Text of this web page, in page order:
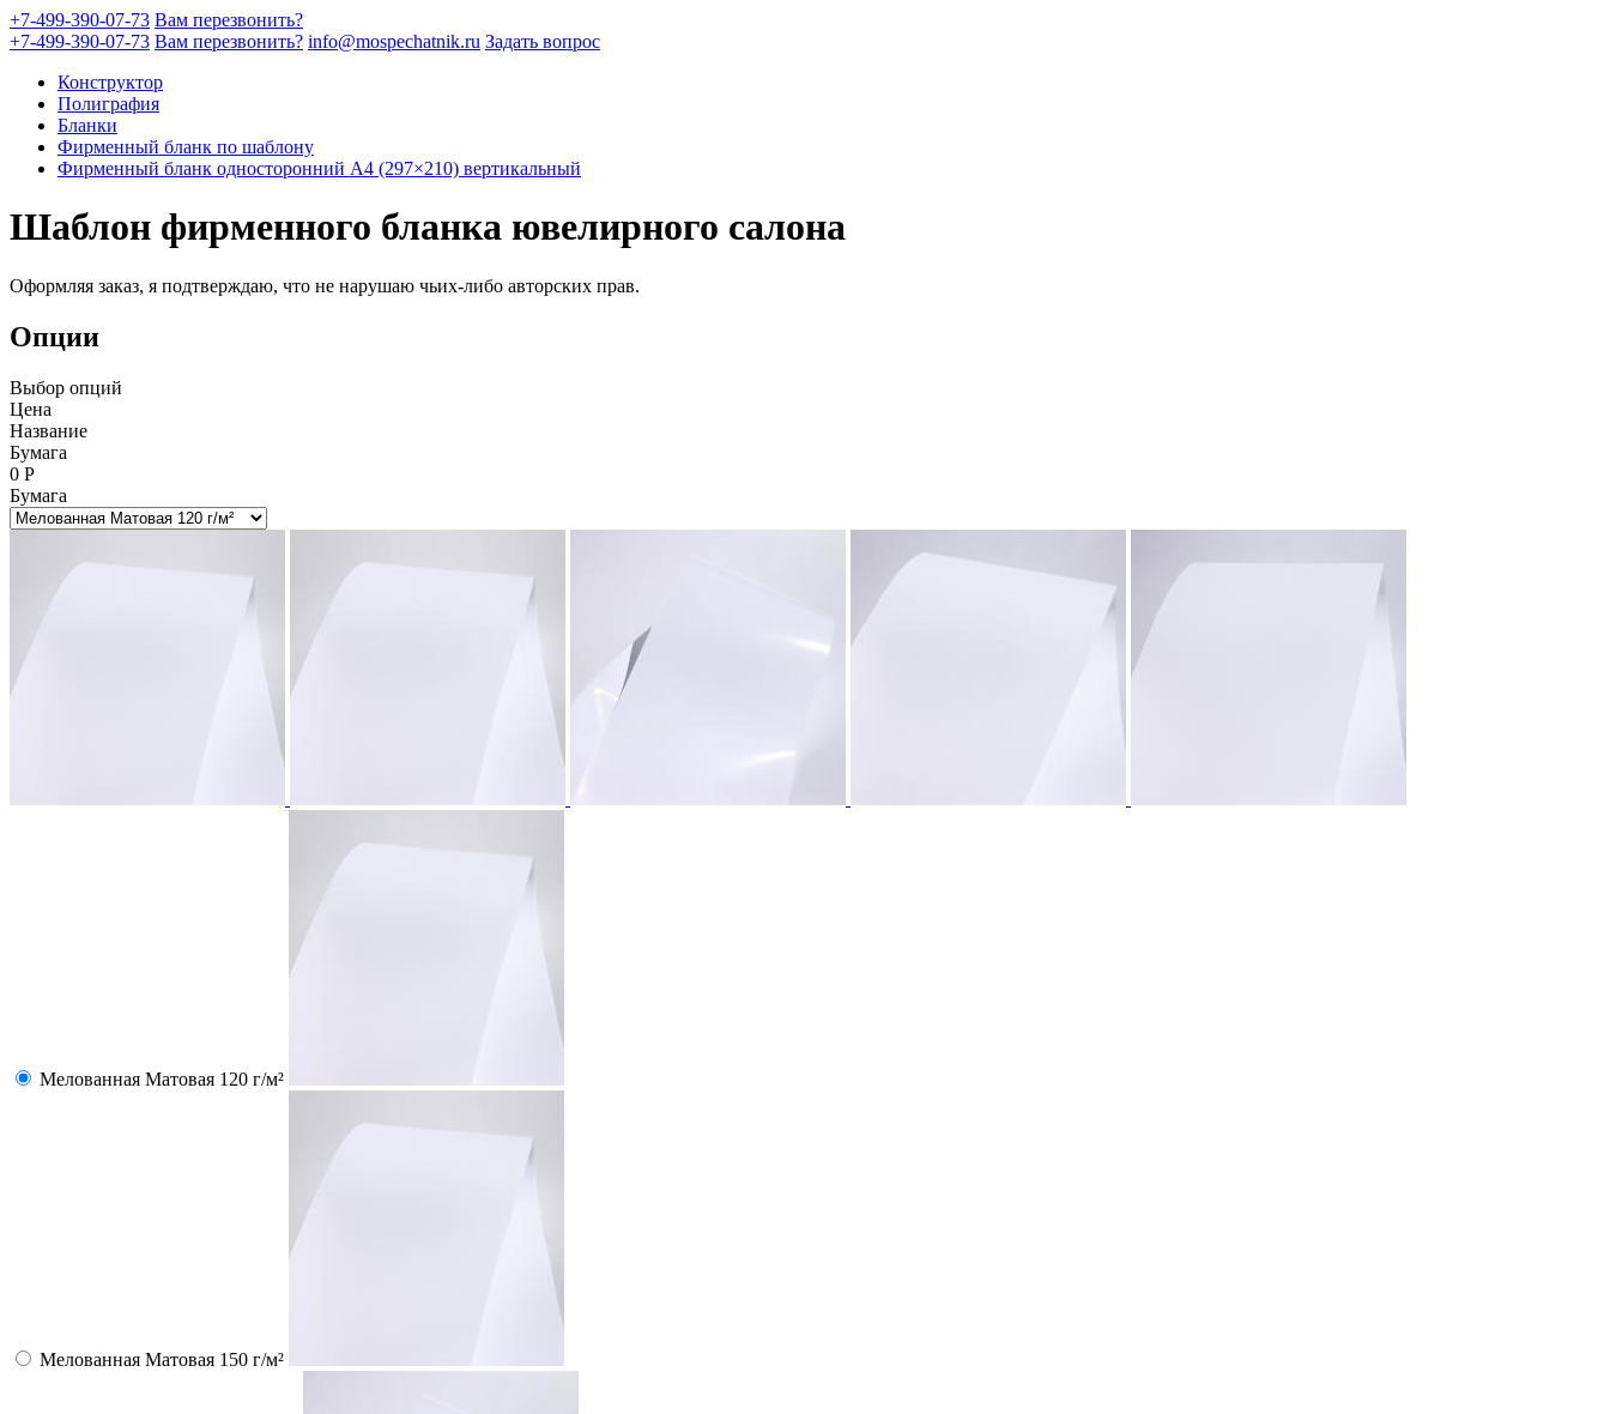
+7-499-390-07-73 Вам перезвонить?
+7-499-390-07-73 Вам перезвонить? info@mospechatnik.ru Задать вопрос
Конструктор
Полиграфия
Бланки
Фирменный бланк по шаблону
Фирменный бланк односторонний A4 (297×210) вертикальный
Шаблон фирменного бланка ювелирного салона
Оформляя заказ, я подтверждаю, что не нарушаю чьих-либо авторских прав.
Опции
Выбор опций
Цена
Название
Бумага
0 Р
Бумага
Мелованная Матовая 120 г/м²
Мелованная Матовая 150 г/м²